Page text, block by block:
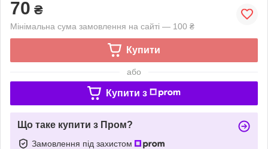
70 ₴
Мінімальна сума замовлення на сайті — 100 ₴
Купити
або
Купити з
Що таке купити з Пром?
Замовлення під захистом